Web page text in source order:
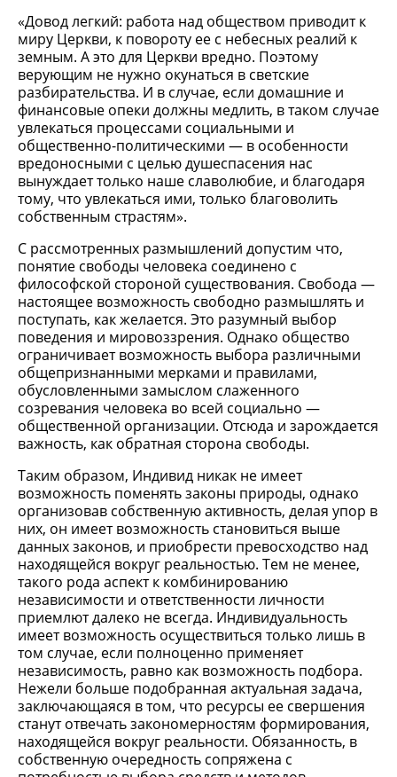
«Довод легкий: работа над обществом приводит к
миру Церкви, к повороту ее с небесных реалий к
земным. А это для Церкви вредно. Поэтому
верующим не нужно окунаться в светские
разбирательства. И в случае, если домашние и
финансовые опеки должны медлить, в таком случае
увлекаться процессами социальными и
общественно-политическими — в особенности
вредоносными с целью душеспасения нас
вынуждает только наше славолюбие, и благодаря
тому, что увлекаться ими, только благоволить
собственным страстям».
С рассмотренных размышлений допустим что,
понятие свободы человека соединено с
философской стороной существования. Свобода —
настоящее возможность свободно размышлять и
поступать, как желается. Это разумный выбор
поведения и мировоззрения. Однако общество
ограничивает возможность выбора различными
общепризнанными мерками и правилами,
обусловленными замыслом слаженного
созревания человека во всей социально —
общественной организации. Отсюда и зарождается
важность, как обратная сторона свободы.
Таким образом, Индивид никак не имеет
возможность поменять законы природы, однако
организовав собственную активность, делая упор в
них, он имеет возможность становиться выше
данных законов, и приобрести превосходство над
находящейся вокруг реальностью. Тем не менее,
такого рода аспект к комбинированию
независимости и ответственности личности
приемлют далеко не всегда. Индивидуальность
имеет возможность осуществиться только лишь в
том случае, если полноценно применяет
независимость, равно как возможность подбора.
Нежели больше подобранная актуальная задача,
заключающаяся в том, что ресурсы ее свершения
станут отвечать закономерностям формирования,
находящейся вокруг реальности. Обязанность, в
собственную очередность сопряжена с